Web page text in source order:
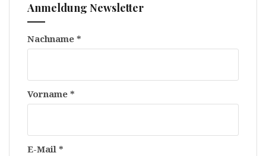
Anmeldung Newsletter
Nachname *
Vorname *
E-Mail *